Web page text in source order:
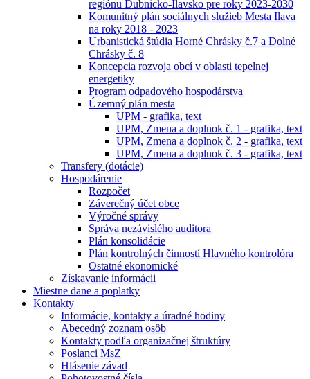
regiónu Dubnicko-Ilavsko pre roky 2023-2030
Komunitný plán sociálnych služieb Mesta Ilava
na roky 2018 - 2023
Urbanistická štúdia Horné Chrásky č.7 a Dolné
Chrásky č. 8
Koncepcia rozvoja obcí v oblasti tepelnej
energetiky
Program odpadového hospodárstva
Územný plán mesta
UPM - grafika, text
UPM, Zmena a doplnok č. 1 - grafika, text
UPM, Zmena a doplnok č. 2 - grafika, text
UPM, Zmena a doplnok č. 3 - grafika, text
Transfery (dotácie)
Hospodárenie
Rozpočet
Záverečný účet obce
Výročné správy
Správa nezávislého auditora
Plán konsolidácie
Plán kontrolných činností Hlavného kontrolóra
Ostatné ekonomické
Získavanie informácii
Miestne dane a poplatky
Kontakty
Informácie, kontakty a úradné hodiny
Abecedný zoznam osôb
Kontakty podľa organizačnej štruktúry
Poslanci MsZ
Hlásenie závad